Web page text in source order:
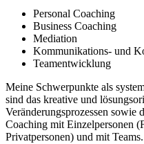
Personal Coaching
Business Coaching
Mediation
Kommunikations- und
Teamentwicklung
Meine Schwerpunkte als
sind das kreative und
Veränderungsprozessen sowie
Coaching mit Einzelpersonen
Privatpersonen) und mit Teams.